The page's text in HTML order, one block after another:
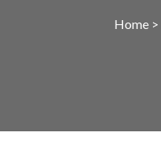
Home >